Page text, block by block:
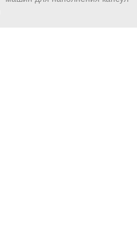
машин для наполнения капсул